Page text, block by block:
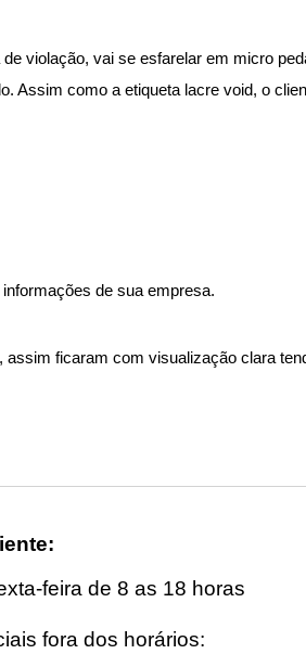
violação, vai se esfarelar em micro
Assim como a etiqueta lacre void, o
de sua empresa.
ficaram com visualização clara
:
feira de 8 as 18 horas
fora dos horários: